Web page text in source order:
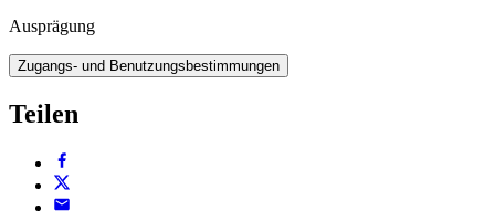
Ausprägung
Zugangs- und Benutzungsbestimmungen
Teilen